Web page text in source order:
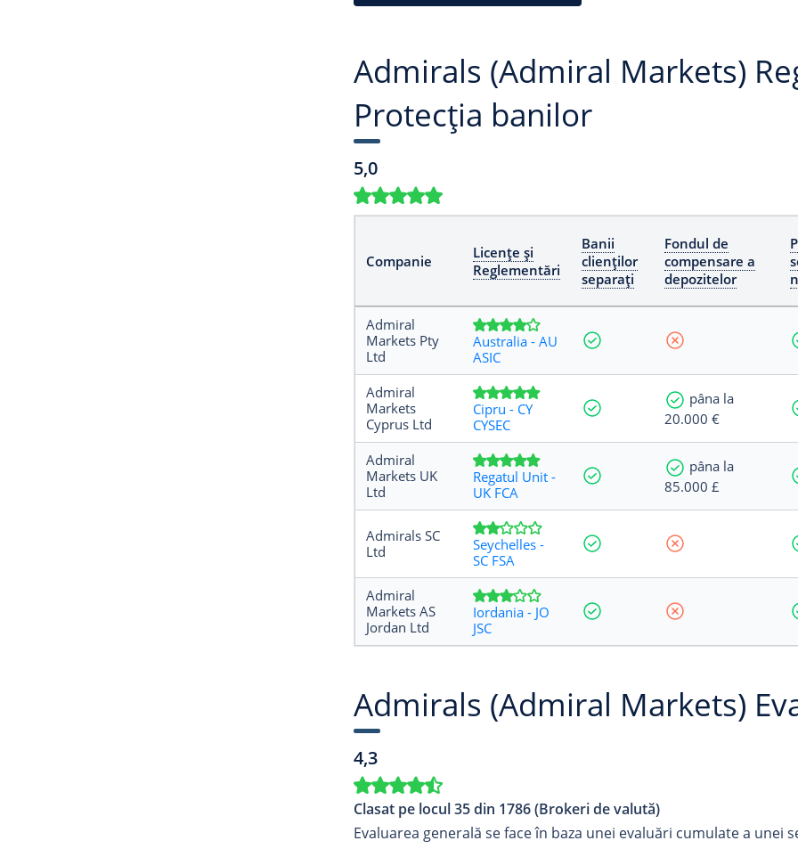
Admirals (Admiral Markets)
Protecția banilor
5,0
Companie
Licențe și
Reglementări
Banii
clienților
separați
Fondul de
compensare a
depozitelor
Admiral
Markets Pty
Ltd
Australia - AU
ASIC
Admiral
Markets
Cyprus Ltd
Cipru - CY
CYSEC
pâna la
20.000 €
Admiral
Markets UK
Ltd
Regatul Unit -
UK FCA
pâna la
85.000 £
Admirals SC
Ltd
Seychelles -
SC FSA
Admiral
Markets AS
Jordan Ltd
Iordania - JO
JSC
Admirals (Admiral Markets)
4,3
Clasat pe locul 35 din 1786 (Brokeri de valută)
Evaluarea generală se face în baza unei evaluări cumulate a unei